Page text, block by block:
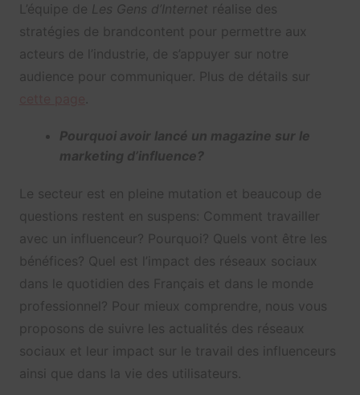
L’équipe de Les Gens d’Internet réalise des
stratégies de brandcontent pour permettre aux
acteurs de l’industrie, de s’appuyer sur notre
audience pour communiquer. Plus de détails sur
Pourquoi avoir lancé un magazine sur le
marketing d’influence?
Le secteur est en pleine mutation et beaucoup de
questions restent en suspens: Comment travailler
avec un influenceur? Pourquoi? Quels vont être les
bénéfices? Quel est l’impact des réseaux sociaux
dans le quotidien des Français et dans le monde
professionnel? Pour mieux comprendre, nous vous
proposons de suivre les actualités des réseaux
sociaux et leur impact sur le travail des influenceurs
ainsi que dans la vie des utilisateurs.